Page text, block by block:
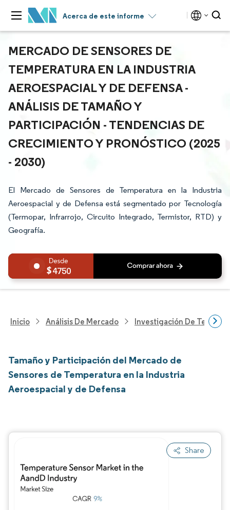
Acerca de este informe
MERCADO DE SENSORES DE
TEMPERATURA EN LA INDUSTRIA
AEROESPACIAL Y DE DEFENSA -
ANÁLISIS DE TAMAÑO Y
PARTICIPACIÓN - TENDENCIAS DE
CRECIMIENTO Y PRONÓSTICO (2025
- 2030)
El Mercado de Sensores de Temperatura en la Industria
Aeroespacial y de Defensa está segmentado por Tecnología
(Termopar, Infrarrojo, Circuito Integrado, Termistor, RTD) y
Geografía.
4750
Inicio Análisis De Mercado Investigación De
Tamaño y Participación del Mercado de
Sensores de Temperatura en la Industria
Aeroespacial y de Defensa
Share